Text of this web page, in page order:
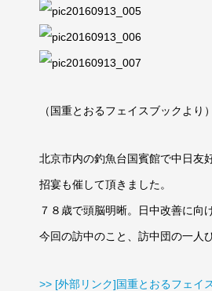
（国重とおるフェイスブックより）
北京市内の釣魚台国賓館で中日友
招宴も催して頂きました。
７８歳で頭脳明晰。日中改善に向
今回の訪中のこと、訪中団の一人
>> [外部リンク]国重とおるフェイ